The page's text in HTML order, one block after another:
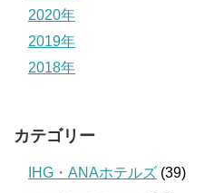
2020年
2019年
2018年
カテゴリー
IHG・ANAホテルズ (39)